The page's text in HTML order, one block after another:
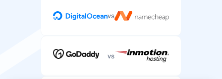
vs
vs